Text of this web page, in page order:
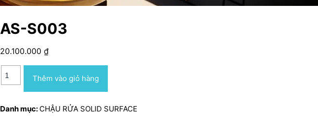
AS-S003
20.100.000 ₫
AS-
S003
lượng
Thêm vào giỏ hàng
Danh mục: CHẬU RỬA SOLID SURFACE